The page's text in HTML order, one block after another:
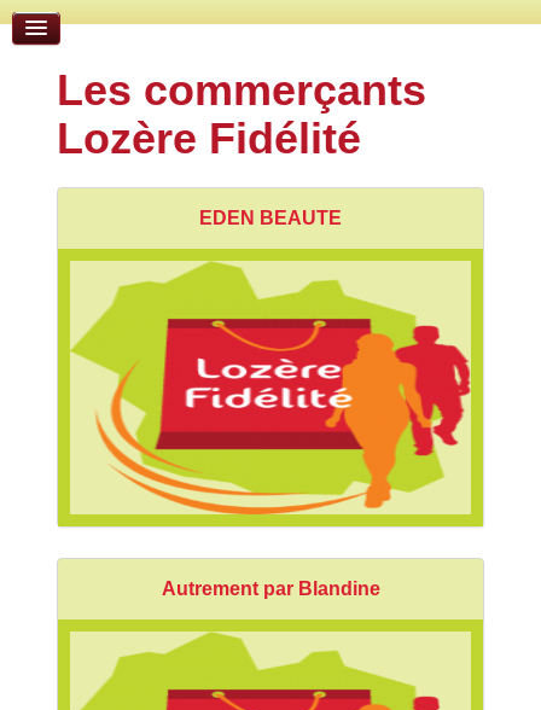
Les commerçants
Lozère Fidélité
EDEN BEAUTE
Autrement par Blandine